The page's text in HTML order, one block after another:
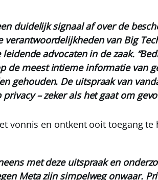
duidelijk signaal af over de
verantwoordelijkheden van Big
leidende advocaten in de zaak.
de meest intieme informatie van
gehouden. De uitspraak van
– zeker als het gaat om
vonnis en ontkent ooit toegang te
met deze uitspraak en
Meta zijn simpelweg onwaar.